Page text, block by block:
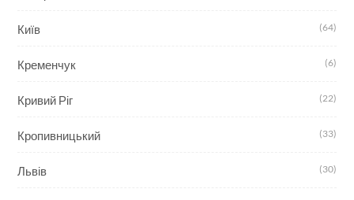
Київ (64)
Кременчук (6)
Кривий Ріг (22)
Кропивницький (33)
Львів (30)